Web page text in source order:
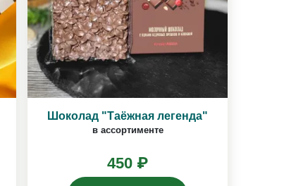
Шоколад "Таёжная легенда"
в ассортименте
450 ₽